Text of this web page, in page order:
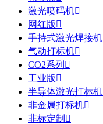
激光喷码机
网红版 
手持式激光焊接机
气动打标机
CO2系列 
工业版 
半导体激光打标机
非金属打标机
非标定制 